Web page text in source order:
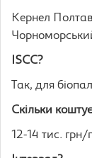
Кернел
ISCC?
Так, для
Скільки
12-14 тис. грн/